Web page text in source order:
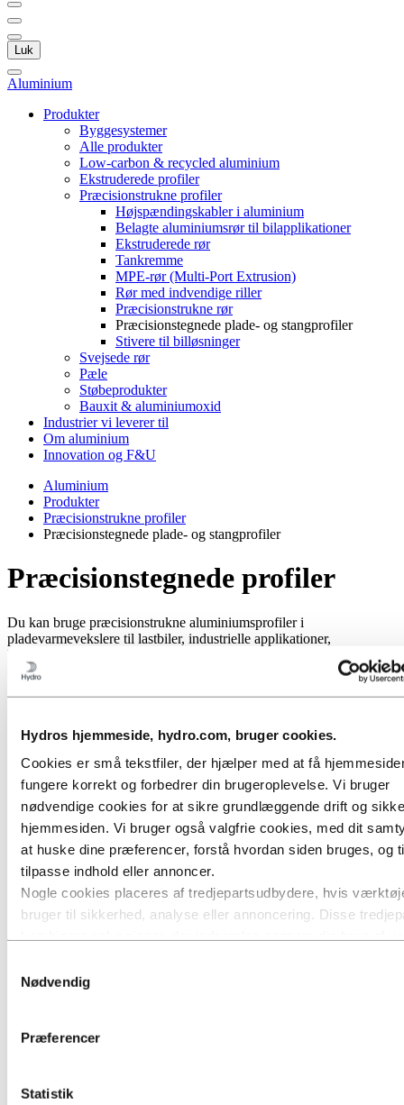
Hydros hjemmeside, hydro.com, bruger cookies.
Cookies er små tekstfiler, der hjælper med at få
fungere korrekt og forbedrer din brugeroplevelse. Vi bruger
nødvendige cookies for at sikre grundlæggende drift og
hjemmesiden. Vi bruger også valgfrie cookies, med dit
at huske dine præferencer, forstå hvordan siden bruges, og
tilpasse indhold eller annoncer.
Nogle cookies placeres af tredjepartsudbydere, hvis
bruger til sikkerhed, analyse eller annoncering. Disse
har indsamlet gennem din brug af deres tjenester. Den
se, hvilke tredjeparter dette omfatter, i listen over cookies
Nødvendig
Præferencer
Statistik
Luk
Aluminium
Produkter
Byggesystemer
Alle produkter
Low-carbon & recycled aluminium
Ekstruderede profiler
Præcisionstrukne profiler
Højspændingskabler i aluminium
Belagte aluminiumsrør til bilapplikationer
Ekstruderede rør
Tankremme
MPE-rør (Multi-Port Extrusion)
Rør med indvendige riller
Præcisionstrukne rør
Præcisionstegnede plade- og stangprofiler
Stivere til billøsninger
Svejsede rør
Pæle
Støbeprodukter
Bauxit & aluminiumoxid
Industrier vi leverer til
Om aluminium
Innovation og F&U
Aluminium
Produkter
Præcisionstrukne profiler
Præcisionstegnede plade- og stangprofiler
Præcisionstegnede profiler
Du kan bruge præcisionstrukne aluminiumsprofiler i
pladevarmevekslere til lastbiler, industrielle applikationer,
landbrugsmaskiner og vindmøller. Sådanne varmevekslere er solide
og robuste og populære på grund af teknologiens fleksibilitet.
Præcisionstrukne aluminiumsprofiler i
pladevarmevekslere
Præcisionstrukne profiler eller afstandsstænger anvendes i
tungt udstyr på grund af dets evne til at modstå relativt høj slitage og
Afstandsstangen i aluminium ekstruderes og trækkes under